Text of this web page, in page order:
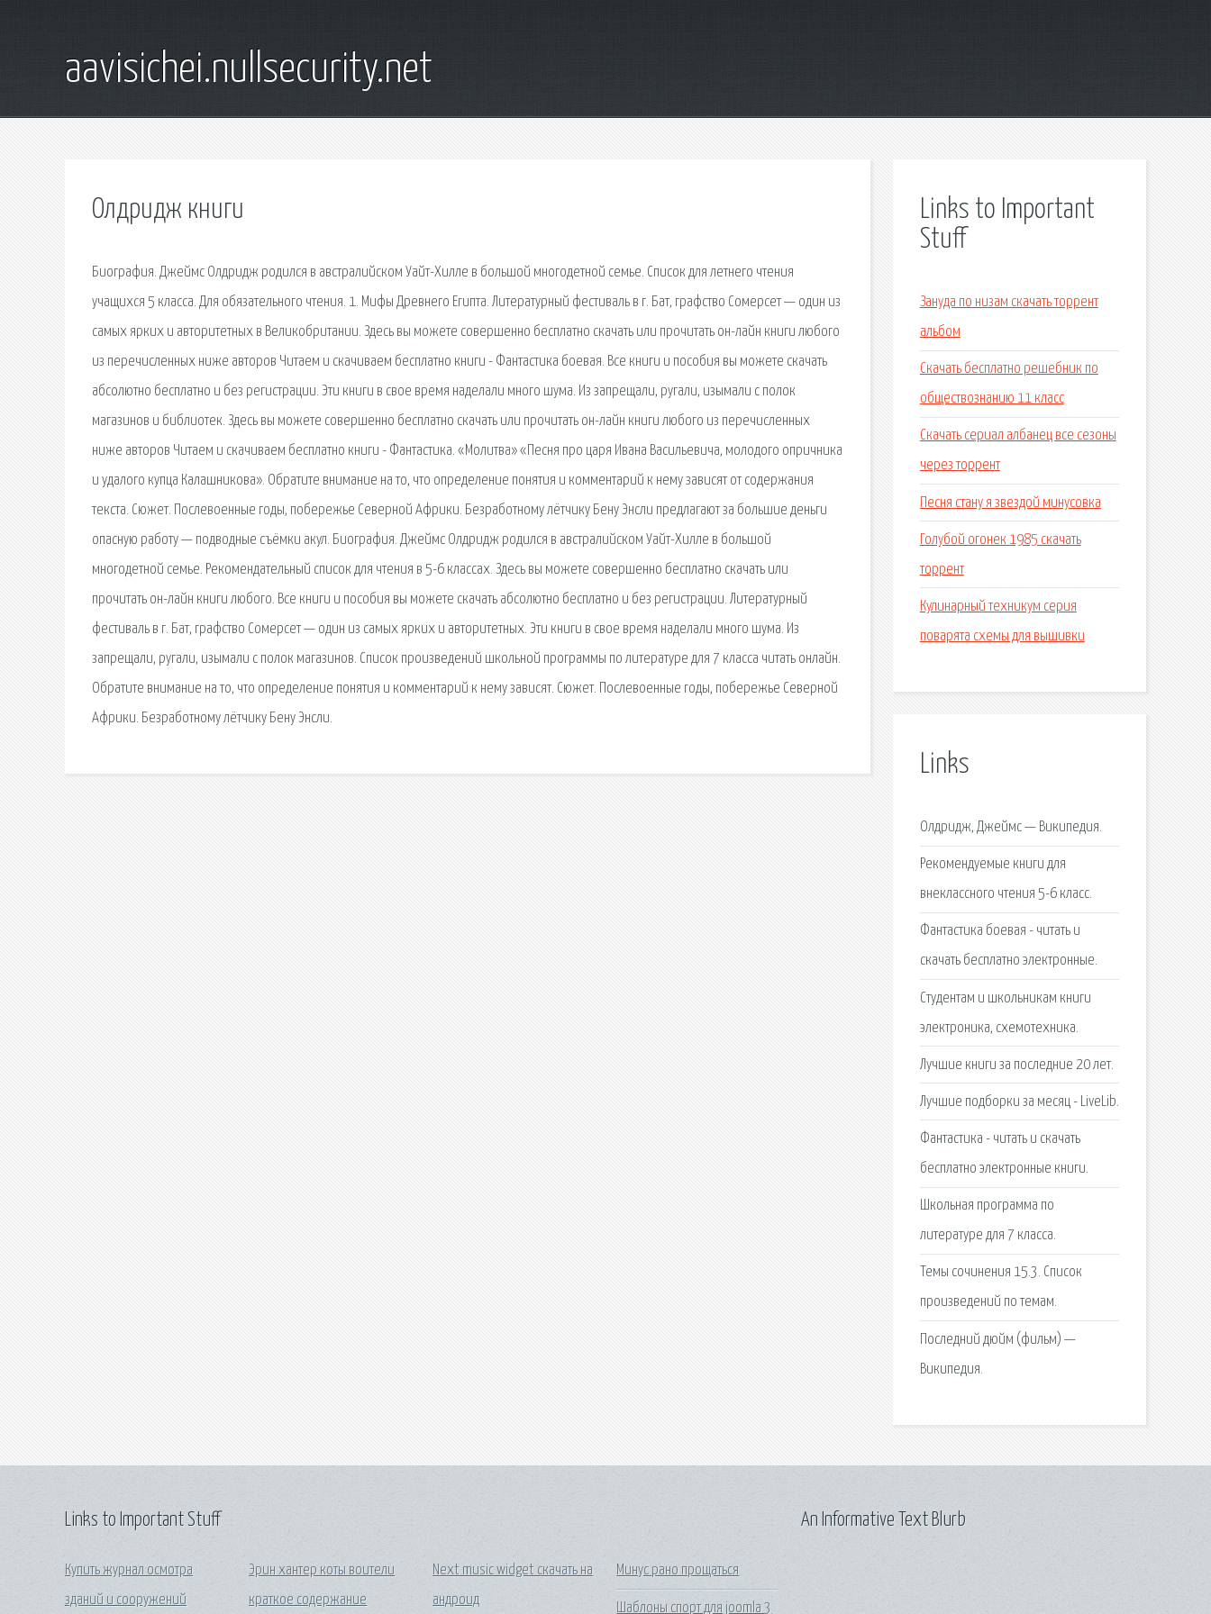
aavisichei.nullsecurity.net
Олдридж книги
Биография. Джеймс Олдридж родился в австралийском Уайт-Хилле в большой многодетной семье. Список для летнего чтения
учащихся 5 класса. Для обязательного чтения. 1. Мифы Древнего Египта. Литературный фестиваль в г. Бат, графство Сомерсет — один из
самых ярких и авторитетных в Великобритании. Здесь вы можете совершенно бесплатно скачать или прочитать он-лайн книги любого
из перечисленных ниже авторов Читаем и скачиваем бесплатно книги - Фантастика боевая. Все книги и пособия вы можете скачать
абсолютно бесплатно и без регистрации. Эти книги в свое время наделали много шума. Из запрещали, ругали, изымали с полок
магазинов и библиотек. Здесь вы можете совершенно бесплатно скачать или прочитать он-лайн книги любого из перечисленных
ниже авторов Читаем и скачиваем бесплатно книги - Фантастика. «Молитва» «Песня про царя Ивана Васильевича, молодого опричника
и удалого купца Калашникова». Обратите внимание на то, что определение понятия и комментарий к нему зависят от содержания
текста. Сюжет. Послевоенные годы, побережье Северной Африки. Безработному лётчику Бену Энсли предлагают за большие деньги
опасную работу — подводные съёмки акул. Биография. Джеймс Олдридж родился в австралийском Уайт-Хилле в большой
многодетной семье. Рекомендательный список для чтения в 5-6 классах. Здесь вы можете совершенно бесплатно скачать или
прочитать он-лайн книги любого. Все книги и пособия вы можете скачать абсолютно бесплатно и без регистрации. Литературный
фестиваль в г. Бат, графство Сомерсет — один из самых ярких и авторитетных. Эти книги в свое время наделали много шума. Из
запрещали, ругали, изымали с полок магазинов. Список произведений школьной программы по литературе для 7 класса читать онлайн.
Обратите внимание на то, что определение понятия и комментарий к нему зависят. Сюжет. Послевоенные годы, побережье Северной
Африки. Безработному лётчику Бену Энсли.
Links to Important
Stuff
Зануда по низам скачать торрент
альбом
Скачать бесплатно решебник по
обществознанию 11 класс
Скачать сериал албанец все сезоны
через торрент
Песня стану я звездой минусовка
Голубой огонек 1985 скачать
торрент
Кулинарный техникум серия
поварята схемы для вышивки
Links
Олдридж, Джеймс — Википедия.
Рекомендуемые книги для
внеклассного чтения 5-6 класс.
Фантастика боевая - читать и
скачать бесплатно электронные.
Cтудентам и школьникам книги
электроника, схемотехника.
Лучшие книги за последние 20 лет.
Лучшие подборки за месяц - LiveLib.
Фантастика - читать и скачать
бесплатно электронные книги.
Школьная программа по
литературе для 7 класса.
Темы сочинения 15.3. Список
произведений по темам.
Последний дюйм (фильм) —
Википедия.
Links to Important Stuff
Купить журнал осмотра
зданий и сооружений
Эрин хантер коты воители
краткое содержание
Next music widget скачать на
андроид
Минус рано прощаться
Шаблоны спорт для joomla 3
An Informative Text Blurb